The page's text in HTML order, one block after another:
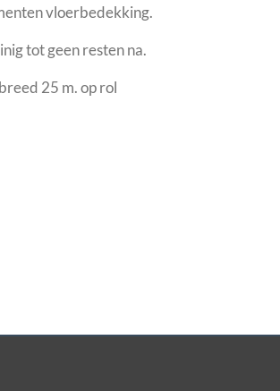
vloerbedekking.
tot geen resten na.
25 m. op rol